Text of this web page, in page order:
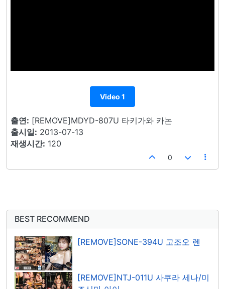
Video 1
출연: [REMOVE]MDYD-807U 타키가와 카논
출시일: 2013-07-13
재생시간: 120
0
BEST RECOMMEND
[REMOVE]SONE-394U 고조오 렌
[REMOVE]NTJ-011U 사쿠라 세나/미